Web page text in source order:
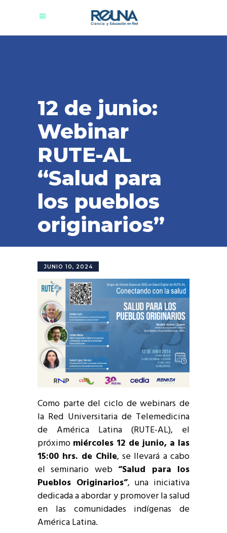
12 de junio:
Webinar
RUTE-AL
“Salud para
los pueblos
originarios”
JUNIO 10, 2024
Como parte del ciclo de webinars de
la Red Universitaria de Telemedicina
de América Latina (RUTE-AL), el
próximo miércoles 12 de junio, a las
15:00 hrs. de Chile, se llevará a cabo
el seminario web“Salud para los
Pueblos Originarios”, una iniciativa
dedicada a abordar y promover la salud
en las comunidades indígenas de
América Latina.